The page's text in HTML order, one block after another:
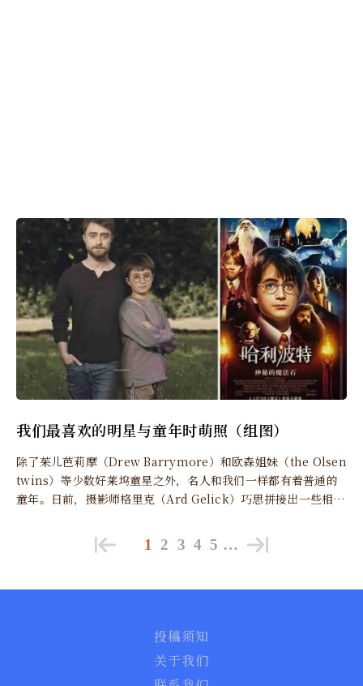
我们最喜欢的明星与童年时萌照（组图）
除了茱儿芭莉摩（Drew Barrymore）和欧森姐妹（the Olsen
twins）等少数好莱坞童星之外，名人和我们一样都有着普通的
童年。日前，摄影师格里克（Ard Gelick）巧思拼接出一些相
的玩法。以下就来认识一下几位知名人物和旁边那些可爱的小面
1 2 3 4 5 …
投稿须知
关于我们